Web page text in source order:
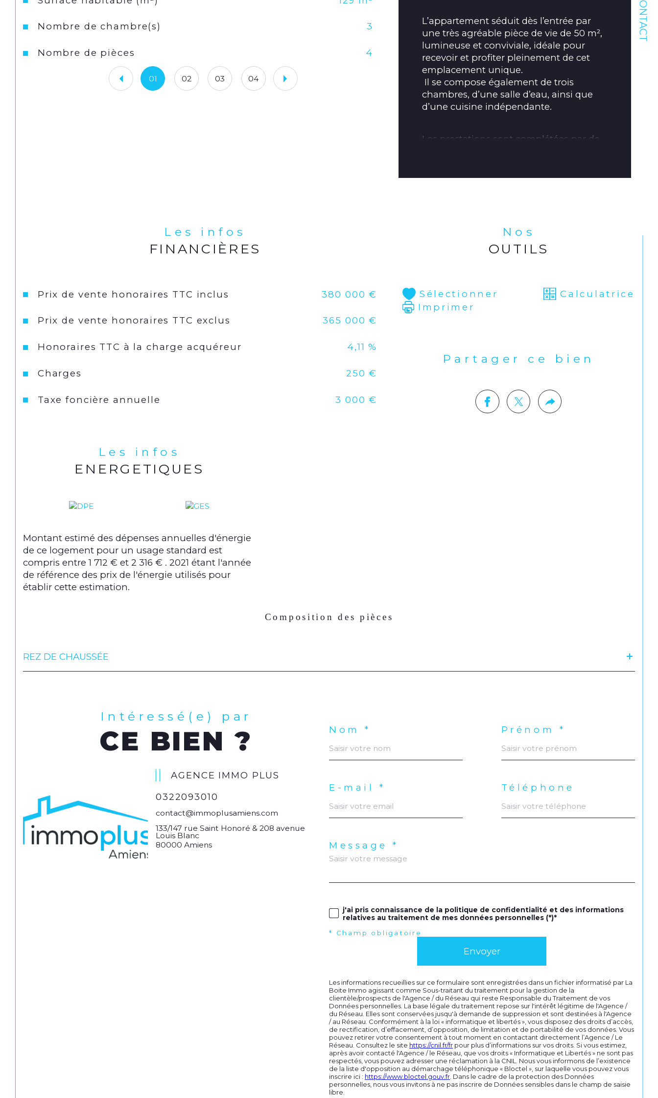
CONTACT
Nombre de chambre(s) 3
Nombre de pièces 4
Nb de salle d'eau
Mode de chauffage
01 02 03 04
L’appartement séduit dès l’entrée par
une très agréable pièce de vie de 50 m²,
lumineuse et conviviale, idéale pour
recevoir et profiter pleinement de cet
emplacement unique.
chambres, d’une salle d’eau, ainsi que
d’une cuisine indépendante.
Les prestations sont complétées par de
praticité au quotidien.
généreux et vue exceptionnelle, idéal
pour une résidence principale ou un
investissement de qualité.
+ RESIDENCE AVEC ASCENSEUR EN
CENTRE VILLE / VUE CATHEDRALE
risques et pollutions pour ce bien
peuvent être consultées sur le site
Géorisques : www.georisques.gouv.fr.
Les infos
FINANCIÈRES
Prix de vente honoraires TTC inclus 380 000 €
Prix de vente honoraires TTC exclus 365 000 €
Honoraires TTC à la charge acquéreur 4,11 %
Charges 250 €
Taxe foncière annuelle 3 000 €
Nos
OUTILS
Sélectionner
Calculatrice
Imprimer
Partager ce bien
Les infos
ENERGETIQUES
Montant estimé des dépenses annuelles d'énergie
de ce logement pour un usage standard est
compris entre 1 712 € et 2 316 € . 2021 étant l'année
de référence des prix de l'énergie utilisés pour
établir cette estimation.
Composition des pièces
REZ DE CHAUSSÉE
Intéressé(e) par
CE BIEN ?
AGENCE IMMO PLUS
0322093010
contact@immoplusamiens.com
133/147 rue Saint Honoré & 208 avenue
Louis Blanc
80000 Amiens
Nom * Prénom *
E-mail * Téléphone
Message *
j'ai pris connaissance de la politique de confidentialité et des informations
relatives au traitement de mes données personnelles (*)*
* Champ obligatoire
Envoyer
Les informations recueillies sur ce formulaire sont enregistrées dans un fichier informatisé par La
Boite Immo agissant comme Sous-traitant du traitement pour la gestion de la
clientèle/prospects de l'Agence / du Réseau qui reste Responsable du Traitement de vos
Données personnelles. La base légale du traitement repose sur l'intérêt légitime de l'Agence /
du Réseau. Elles sont conservées jusqu'à demande de suppression et sont destinées à l'Agence
/ au Réseau. Conformément à la loi « informatique et libertés », vous disposez des droits d’accès,
de rectification, d’effacement, d’opposition, de limitation et de portabilité de vos données. Vous
pouvez retirer votre consentement à tout moment en contactant directement l’Agence / Le
Réseau. Consultez le site https://cnil.fr/fr pour plus d’informations sur vos droits. Si vous estimez,
après avoir contacté l'Agence / le Réseau, que vos droits « Informatique et Libertés » ne sont pas
respectés, vous pouvez adresser une réclamation à la CNIL. Nous vous informons de l’existence
de la liste d'opposition au démarchage téléphonique « Bloctel », sur laquelle vous pouvez vous
inscrire ici : https://www.bloctel.gouv.fr . Dans le cadre de la protection des Données
personnelles, nous vous invitons à ne pas inscrire de Données sensibles dans le champ de saisie
libre.